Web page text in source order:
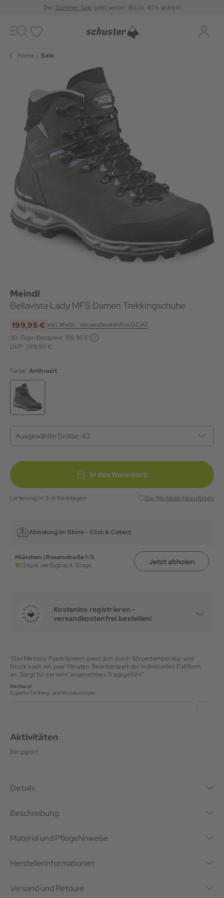
DerSommer Sale geht weiter: Bis zu 40% sparen!
Toggle
navigation
Home Sale
Meindl
Bellavista Lady MFS Damen Trekkingschuhe
199,95 € inkl. MwSt., Versandkostenfrei DE/AT
30-Tage-Bestpreis: 199,95 €
UVP: 299,95 €
Farbe: Anthrazit
Ausgewählte Größe: 43
In den Warenkorb
Lieferung in 3-4 Werktagen Zur Merkliste hinzufügen
Abholung im Store - Click & Collect
München | Rosenstraße 1-5
1 Stück verfügbar,4. Etage Jetzt abholen
Kostenlos registrieren -
versandkostenfrei bestellen!
"Das Memory Foam System passt sich durch Körpertemperatur und
Druck nach ein paar Minuten Reaktionszeit der individuellen Fußform
an. Sorgt für ein sehr angenehmes Tragegefühl."
Gerhard
Experte für Berg- und Wanderschuhe
Aktivitäten
Bergsport
Details
Beschreibung
Material und Pflegehinweise
Herstellerinformationen
Versand und Retoure